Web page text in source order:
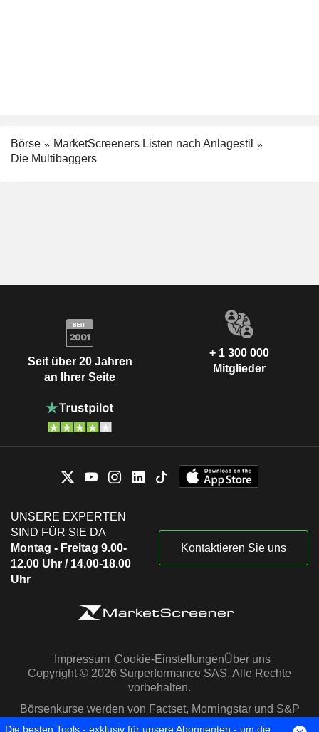
Börse
MarketScreeners Listen nach Anlagestil
Die Multibaggers
Seit über 20 Jahren
an Ihrer Seite
+ 1 300 000
Mitglieder
UNSERE EXPERTEN
SIND FÜR SIE DA
Montag - Freitag 9.00-
12.00 Uhr / 14.00-18.00
Uhr
Kontaktieren Sie uns
Impressum Cookie-EinstellungenÜber uns
Copyright © 2026 Surperformance SAS. Alle Rechte
vorbehalten.
Börsenkurse werden von Factset, Morningstar und S&P
Capital IQ zur Verfügung gestellt
Die besten Tools - exklusiv für unsere Abonnenten - um die